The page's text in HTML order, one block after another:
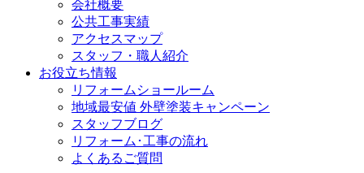
会社概要
公共工事実績
アクセスマップ
スタッフ・職人紹介
お役立ち情報
リフォームショールーム
地域最安値 外壁塗装キャンペーン
スタッフブログ
リフォーム･工事の流れ
よくあるご質問